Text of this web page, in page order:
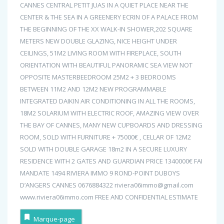
CANNES CENTRAL PETIT JUAS IN A QUIET PLACE NEAR THE
CENTER & THE SEA IN A GREENERY ECRIN OF A PALACE FROM
THE BEGINNING OF THE XX WALK-IN SHOWER,202 SQUARE
METERS NEW DOUBLE GLAZING, NICE HEIGHT UNDER
CEILINGS, 51M2 LIVING ROOM WITH FIREPLACE, SOUTH
ORIENTATION WITH BEAUTIFUL PANORAMIC SEA VIEW NOT
OPPOSITE MASTERBEEDROOM 25M2 + 3 BEDROOMS
BETWEEN 11M2 AND 12M2 NEW PROGRAMMABLE
INTEGRATED DAIKIN AIR CONDITIONING IN ALL THE ROOMS,
18M2 SOLARIUM WITH ELECTRIC ROOF, AMAZING VIEW OVER
THE BAY OF CANNES, MANY NEW CUPBOARDS AND DRESSING
ROOM, SOLD WITH FURNITURE + 75000€ , CELLAR OF 12M2
SOLD WITH DOUBLE GARAGE 18m2 IN A SECURE LUXURY
RESIDENCE WITH 2 GATES AND GUARDIAN PRICE 1340000€ FAI
MANDATE 1494 RIVIERA IMMO 9 ROND-POINT DUBOYS
D’ANGERS CANNES 0676884322 riviera06immo@gmail.com
www.riviera06immo.com FREE AND CONFIDENTIAL ESTIMATE
Marque-page